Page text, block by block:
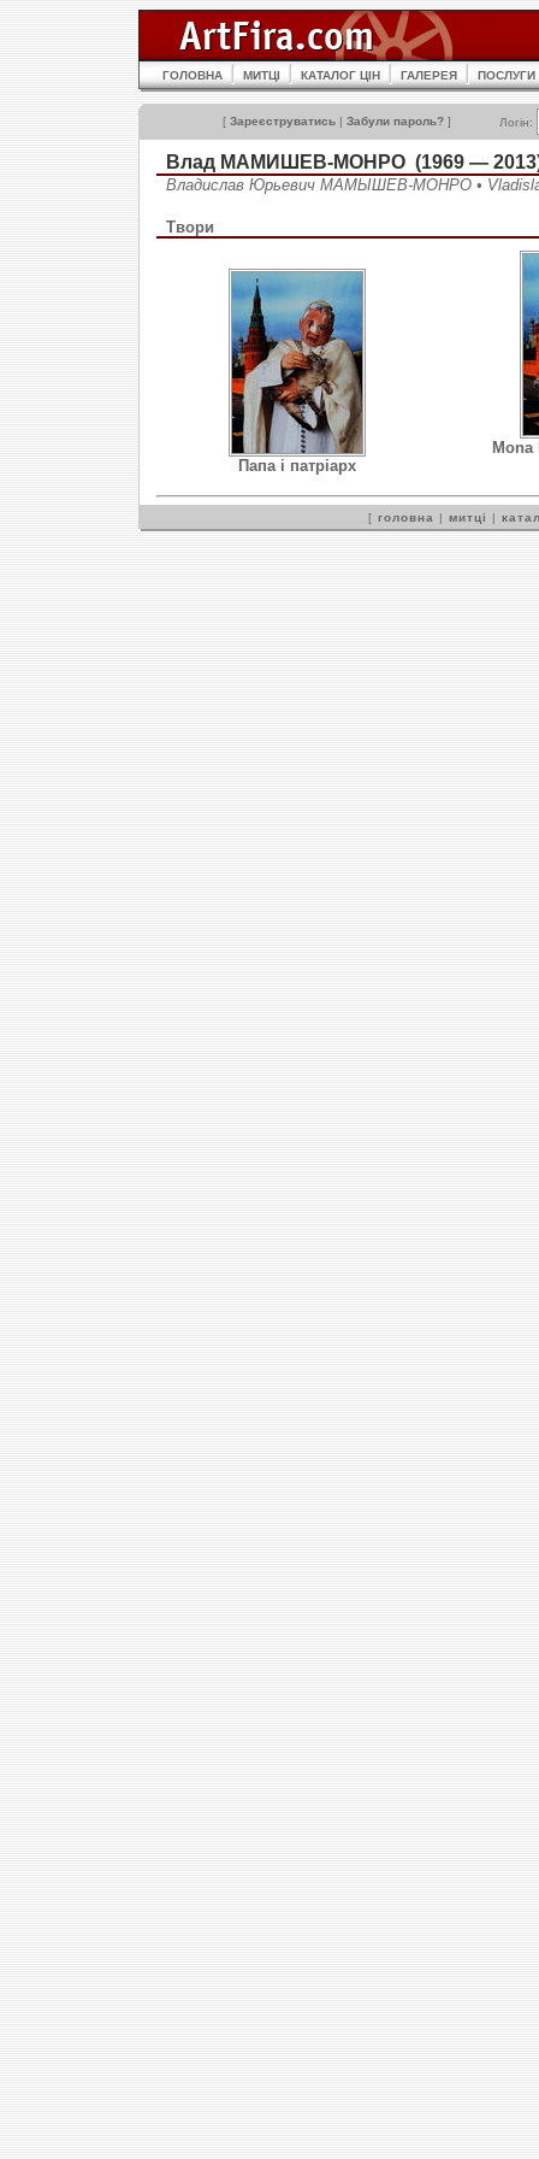
ГОЛОВНА МИТЦІ КАТАЛОГ ЦІН ГАЛЕРЕЯ ПОСЛУГИ
[ Зареєструватись | Забули пароль? ] Логін:
Влад МАМИШЕВ-МОНРО (1969 —
Владислав Юрьевич МАМЫШЕВ-МОНРО •
Твори
Папа і патріарх
[ головна | митці |